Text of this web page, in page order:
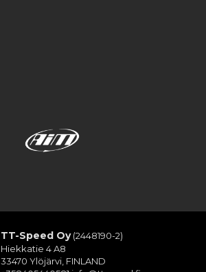
TT-Speed Oy(2448190-2)
Hiekkatie 4 A8
33470 Ylöjärvi, FINLAND